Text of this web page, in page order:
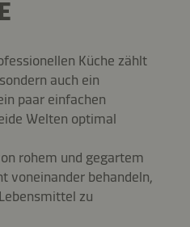
Küche zählt
auch ein
paar einfachen
Welten optimal
rohem und gegartem
voneinander behandeln,
zu